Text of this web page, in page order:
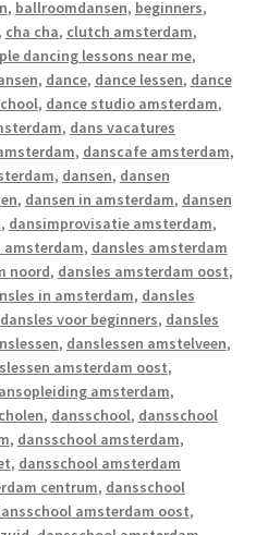
, ballroomdansen, beginners,
, cha cha, clutch amsterdam,
dancing lessons near me,
, dance, dance lessen, dance
, dance studio amsterdam,
, dans vacatures
, danscafe amsterdam,
, dansen, dansen
, dansen in amsterdam, dansen
, dansimprovisatie amsterdam,
amsterdam, dansles amsterdam
noord, dansles amsterdam oost,
in amsterdam, dansles
dansles voor beginners, dansles
, danslessen amstelveen,
amsterdam oost,
amsterdam,
, dansschool, dansschool
, dansschool amsterdam,
, dansschool amsterdam
centrum, dansschool
amsterdam oost,